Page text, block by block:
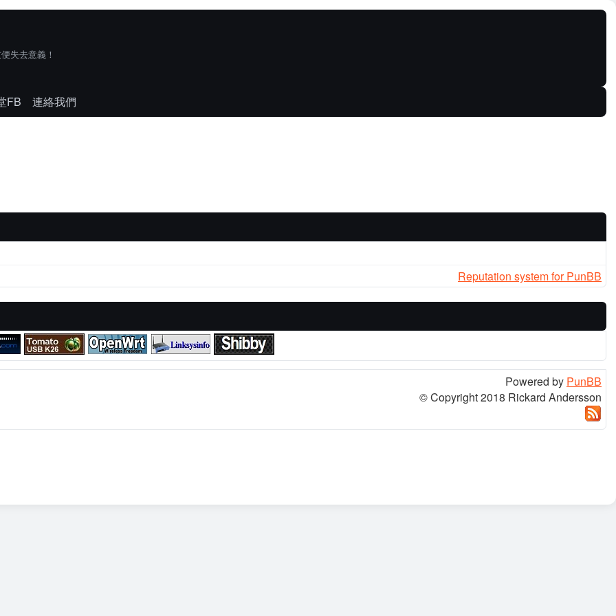
失去意義！
FB 連絡我們
Reputation system for PunBB
Powered by PunBB
© Copyright 2018 Rickard Andersson